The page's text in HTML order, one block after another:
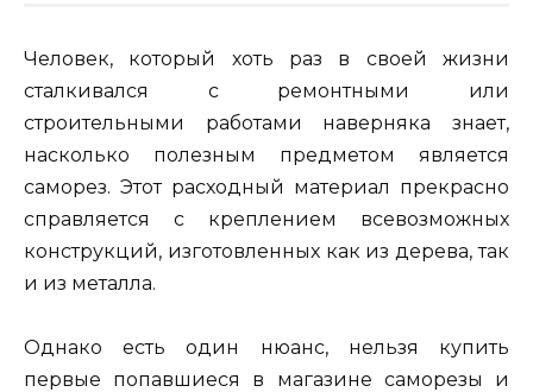
Человек, который хоть раз в своей жизни
сталкивался с ремонтными или
строительными работами наверняка знает,
насколько полезным предметом является
саморез. Этот расходный материал прекрасно
справляется с креплением всевозможных
конструкций, изготовленных как из дерева, так
и из металла.
Однако есть один нюанс, нельзя купить
первые попавшиеся в магазине саморезы и